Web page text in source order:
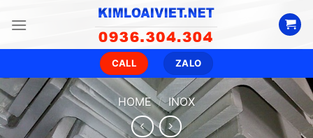
CALL ZALO
HOME / INOX